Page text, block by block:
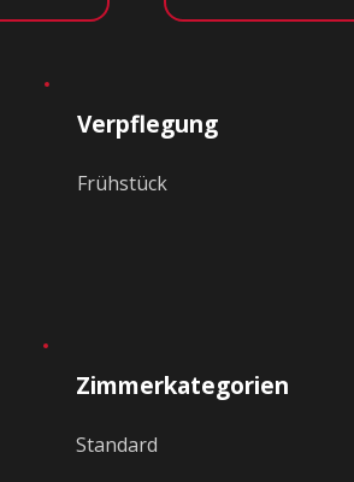
Verpflegung
Frühstück
Zimmerkategorien
Standard